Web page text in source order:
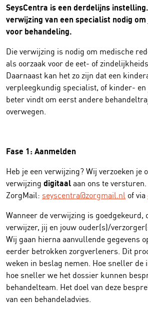
SeysCentra is een derdelijns
verwijzing van een specialist nodig
voor behandeling.
Die verwijzing is nodig om medische
als oorzaak voor de eet- of
Daarnaast kan het zo zijn dat een
verpleegkundig specialist, of kinder-
beter vindt om eerst andere
overwegen.
Fase 1: Aanmelden
Heb je een verwijzing? Wij verzoeken je
verwijzing digitaalaan ons te
ZorgMail: seyscentra@zorgmail.nl of via
Wanneer de verwijzing is goedgekeurd,
verwijzer, jij en jouw ouder(s)/
Wij gaan hierna aanvullende gegevens
eerder betrokken zorgverleners. Dit
weken in beslag nemen. Hoe sneller de
hoe sneller we het dossier kunnen
behandelteam. Het doel van deze
van een behandeladvies.